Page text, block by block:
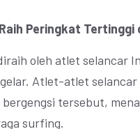
Peringkat Tertinggi
oleh atlet selancar
Atlet-atlet selancar
tersebut,
surfing.